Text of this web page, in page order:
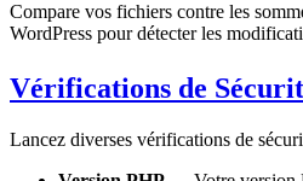
Compare vos fichiers contre les
WordPress pour détecter les
Vérifications de
Lancez diverses vérifications de